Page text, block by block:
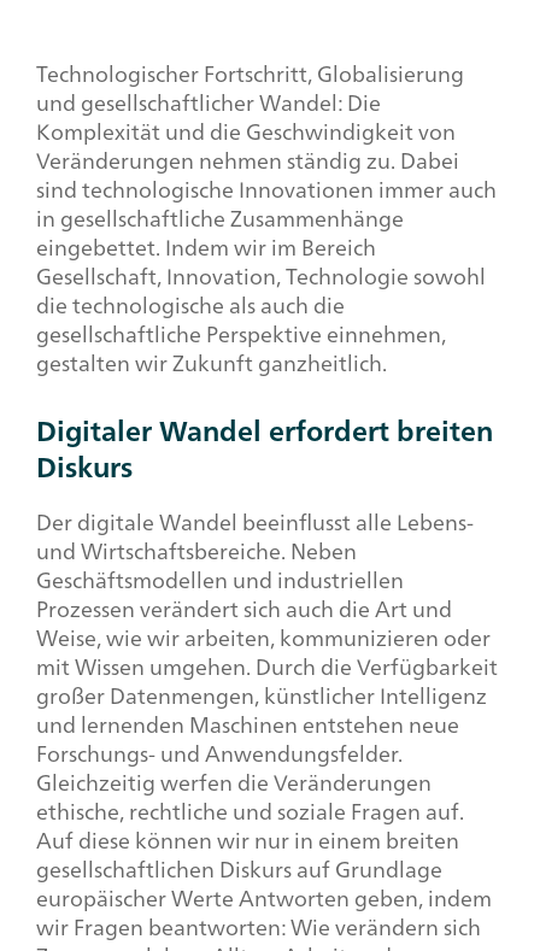
Technologischer Fortschritt, Globalisierung
und gesellschaftlicher Wandel: Die
Komplexität und die Geschwindigkeit von
Veränderungen nehmen ständig zu. Dabei
sind technologische Innovationen immer auch
in gesellschaftliche Zusammenhänge
eingebettet. Indem wir im Bereich
Gesellschaft, Innovation, Technologie sowohl
die technologische als auch die
gesellschaftliche Perspektive einnehmen,
gestalten wir Zukunft ganzheitlich.
Digitaler Wandel erfordert breiten
Diskurs
Der digitale Wandel beeinflusst alle Lebens-
und Wirtschaftsbereiche. Neben
Geschäftsmodellen und industriellen
Prozessen verändert sich auch die Art und
Weise, wie wir arbeiten, kommunizieren oder
mit Wissen umgehen. Durch die Verfügbarkeit
großer Datenmengen, künstlicher Intelligenz
und lernenden Maschinen entstehen neue
Forschungs- und Anwendungsfelder.
Gleichzeitig werfen die Veränderungen
ethische, rechtliche und soziale Fragen auf.
Auf diese können wir nur in einem breiten
gesellschaftlichen Diskurs auf Grundlage
europäischer Werte Antworten geben, indem
wir Fragen beantworten: Wie verändern sich